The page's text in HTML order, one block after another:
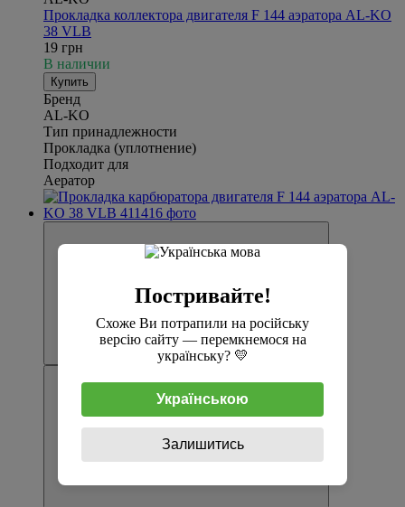
Прокладка коллектора двигателя F 144 аэратора AL-KO
38 VLB
19 грн
В наличии
Купить
Бренд
AL-KO
Тип принадлежности
Прокладка (уплотнение)
Подходит для
Аератор
Постривайте!
Схоже Ви потрапили на російську
версію сайту — перемкнемося на
українську? 💛
Українською
Залишитись